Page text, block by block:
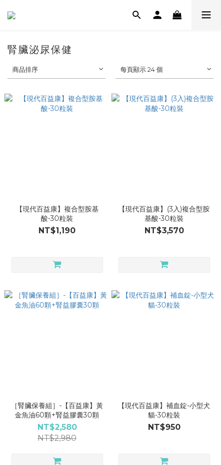
腎臟泌尿保健
商品排序 每頁顯示 24 個
【現代百益康】複合型胺基
酸-30粒裝
NT$1,190
【現代百益康】(3入)複合型胺
基酸-30粒裝
NT$3,570
［腎臟保養組］-【百益康】黃
金魚油60顆+腎益膠囊30顆
NT$2,580
NT$2,980
【現代百益康】補血錠-小型犬
貓-30粒裝
NT$950